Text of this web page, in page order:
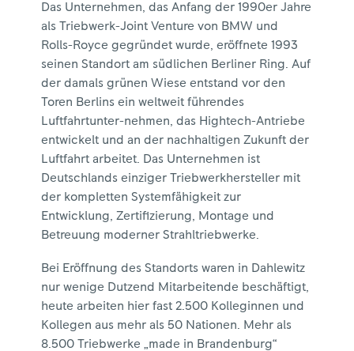
Das Unternehmen, das Anfang der 1990er Jahre
als Triebwerk-Joint Venture von BMW und
Rolls-Royce gegründet wurde, eröffnete 1993
seinen Standort am südlichen Berliner Ring. Auf
der damals grünen Wiese entstand vor den
Toren Berlins ein weltweit führendes
Luftfahrtunter-nehmen, das Hightech-Antriebe
entwickelt und an der nachhaltigen Zukunft der
Luftfahrt arbeitet. Das Unternehmen ist
Deutschlands einziger Triebwerkhersteller mit
der kompletten Systemfähigkeit zur
Entwicklung, Zertifizierung, Montage und
Betreuung moderner Strahltriebwerke.
Bei Eröffnung des Standorts waren in Dahlewitz
nur wenige Dutzend Mitarbeitende beschäftigt,
heute arbeiten hier fast 2.500 Kolleginnen und
Kollegen aus mehr als 50 Nationen. Mehr als
8.500 Triebwerke „made in Brandenburg“